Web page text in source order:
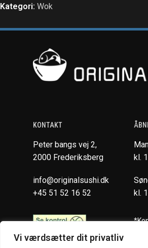
Vi værdsætter dit privatliv
Kategori: Wok
KONTAKT
Peter bangs vej 2,
2000 Frederiksberg
info@originalsushi.dk
+45 51 52 16 52
kl.
kl.